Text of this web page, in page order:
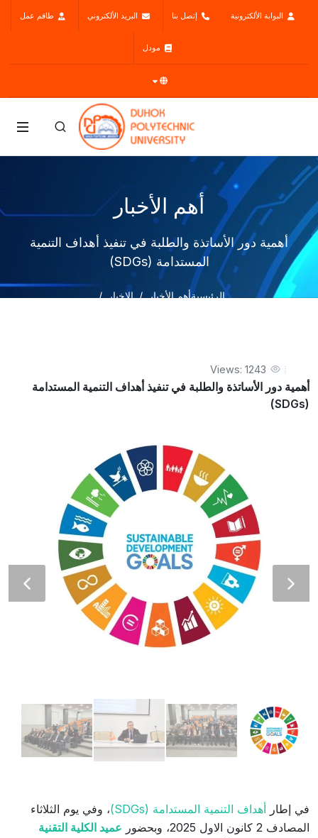
البوابة الألكترونية إتصل بنا البريد الألكتروني طاقم عمل
مودل
أهم الأخبار
أهمية دور الأساتذة والطلبة في تنفيذ أهداف التنمية
المستدامة (SDGs)
الرئيسيةأهم الأخبار
الاخبار
Views: 1243
أهمية دور الأساتذة والطلبة في تنفيذ أهداف التنمية المستدامة
(SDGs)
في إطار أهداف التنمية المستدامة (SDGs)
، وفي يوم الثلاثاء
المصادف 2 كانون الاول 2025، وبحضور
عميد الكلية التقنية